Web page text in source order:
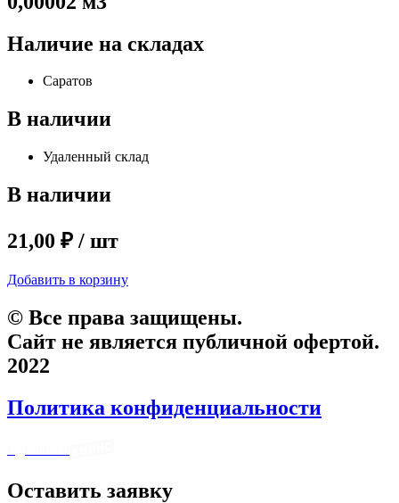
Наличие на складах
Саратов
В наличии
Удаленный склад
В наличии
21,00 ₽ / шт
Добавить в корзину
© Все права защищены.
Сайт не является публичной офертой.
2022
Политика конфиденциальности
Оставить заявку